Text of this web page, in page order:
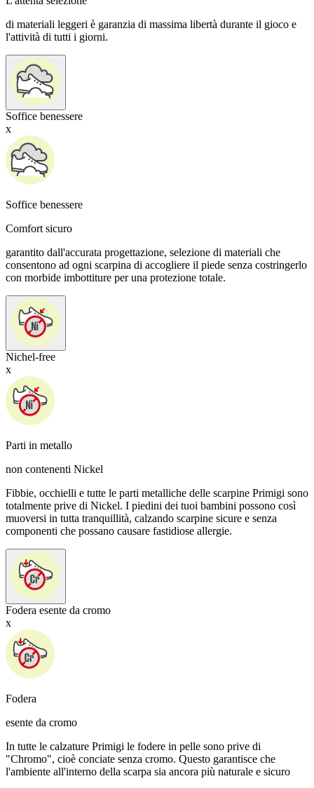
di materiali leggeri è garanzia di massima libertà durante il gioco e
l'attività di tutti i giorni.
Soffice benessere
x
Soffice benessere
Comfort sicuro
garantito dall'accurata progettazione, selezione di materiali che
consentono ad ogni scarpina di accogliere il piede senza costringerlo
con morbide imbottiture per una protezione totale.
Nichel-free
x
Parti in metallo
non contenenti Nickel
Fibbie, occhielli e tutte le parti metalliche delle scarpine Primigi sono
totalmente prive di Nickel. I piedini dei tuoi bambini possono così
muoversi in tutta tranquillità, calzando scarpine sicure e senza
componenti che possano causare fastidiose allergie.
Fodera esente da cromo
x
Fodera
esente da cromo
In tutte le calzature Primigi le fodere in pelle sono prive di
"Chromo", cioè conciate senza cromo. Questo garantisce che
l'ambiente all'interno della scarpa sia ancora più naturale e sicuro